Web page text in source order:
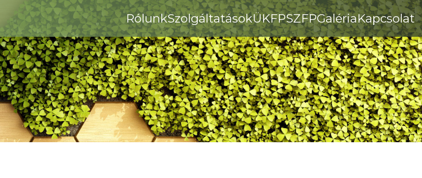
RólunkSzolgáltatásokÜKFPSZFPGalériaKapcsolat